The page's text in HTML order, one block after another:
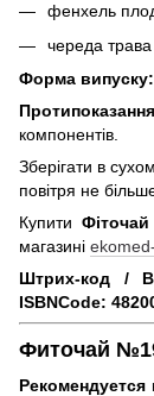
фенхель
череда трава
Форма випуску:
компонентів.
Зберігати в
повітря не
Купити
магазині
Штрих-код /
ISBNCode:
Фиточай
Рекомендуется